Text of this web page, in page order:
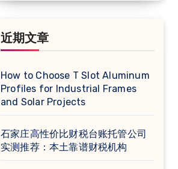
近期文章
How to Choose T Slot Aluminum
Profiles for Industrial Frames
and Solar Projects
石家庄高性价比财税台账托管公司
实测推荐：本土靠谱财税机构